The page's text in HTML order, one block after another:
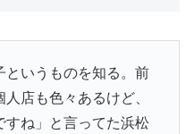
というものを知る。前
店も色々あるけど、
すね」と言ってた浜松